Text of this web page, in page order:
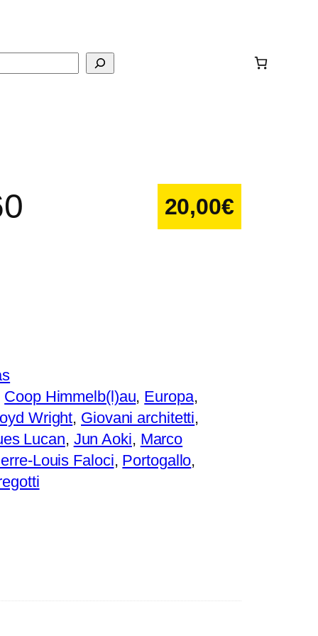
20,00€
Coop Himmelb(l)au, Europa
Wright, Giovani architetti
Lucan, Jun Aoki, Marco
Louis Faloci, Portogallo